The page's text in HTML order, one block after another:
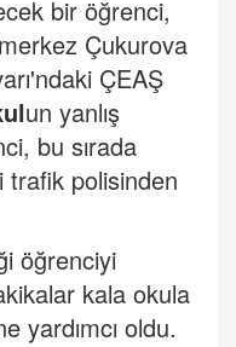
bir öğrenci,
Çukurova
ÇEAŞ
un yanlış
bu sırada
polisinden
öğrenciyi
kala okula
yardımcı oldu.